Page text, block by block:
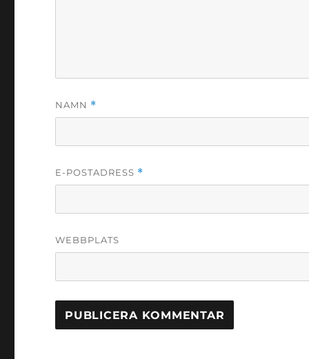
NAMN *
E-POSTADRESS *
WEBBPLATS